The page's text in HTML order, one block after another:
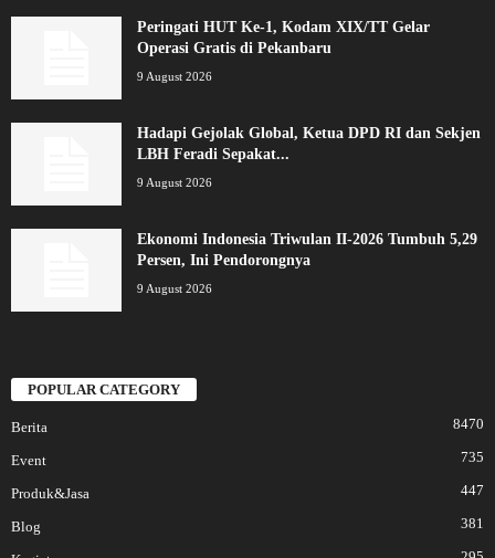
Peringati HUT Ke-1, Kodam XIX/TT Gelar
Operasi Gratis di Pekanbaru
9 August 2026
Hadapi Gejolak Global, Ketua DPD RI dan Sekjen
LBH Feradi Sepakat...
9 August 2026
Ekonomi Indonesia Triwulan II-2026 Tumbuh 5,29
Persen, Ini Pendorongnya
9 August 2026
POPULAR CATEGORY
Berita 8470
Event 735
Produk&Jasa 447
Blog 381